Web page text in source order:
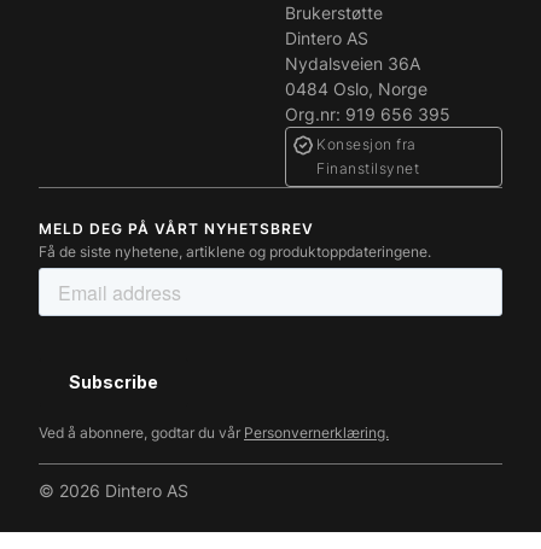
Brukerstøtte
Dintero AS
Nydalsveien 36A
0484 Oslo, Norge
Org.nr: 919 656 395
Konsesjon fra
Finanstilsynet
MELD DEG PÅ VÅRT NYHETSBREV
Få de siste nyhetene, artiklene og produktoppdateringene.
Ved å abonnere, godtar du vår Personvernerklæring.
© 2026 Dintero AS